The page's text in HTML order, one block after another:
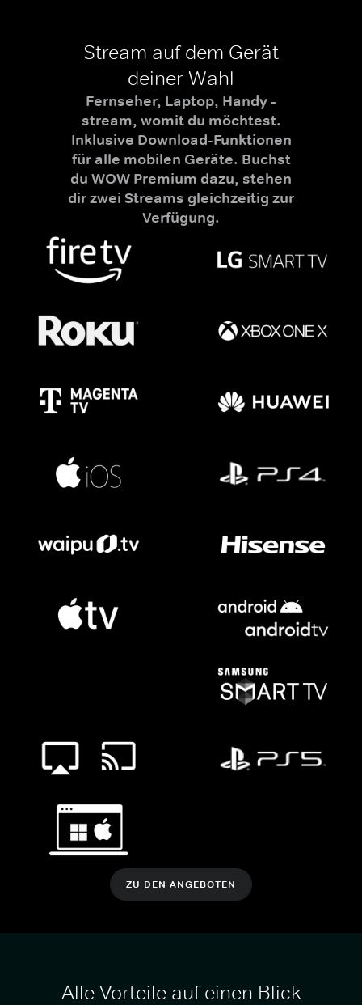
Stream auf dem Gerät
deiner Wahl
Fernseher, Laptop, Handy -
stream, womit du möchtest.
Inklusive Download-Funktionen
für alle mobilen Geräte. Buchst
du WOW Premium dazu, stehen
dir zwei Streams gleichzeitig zur
Verfügung.
ZU DEN ANGEBOTEN
Alle Vorteile auf einen Blick